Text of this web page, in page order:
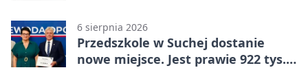
6 sierpnia 2026
Przedszkole w Suchej dostanie
nowe miejsce. Jest prawie 922 tys.